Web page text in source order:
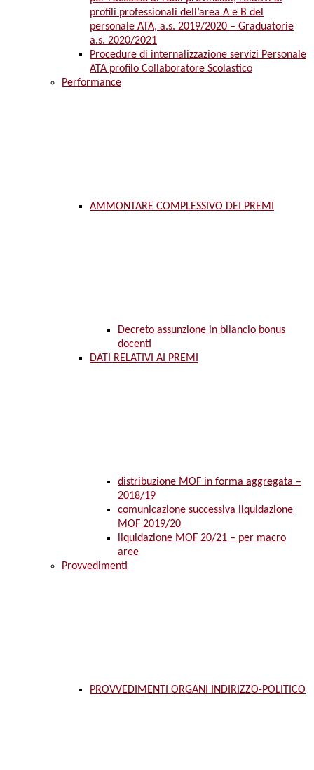
profili professionali dell’area A e B del
personale ATA, a.s. 2019/2020 – Graduatorie
a.s. 2020/2021
Procedure di internalizzazione servizi Personale
ATA profilo Collaboratore Scolastico
Performance
AMMONTARE COMPLESSIVO DEI PREMI
Decreto assunzione in bilancio bonus
docenti
DATI RELATIVI AI PREMI
distribuzione MOF in forma aggregata –
2018/19
comunicazione successiva liquidazione
MOF 2019/20
liquidazione MOF 20/21 – per macro
aree
Provvedimenti
PROVVEDIMENTI ORGANI INDIRIZZO-POLITICO